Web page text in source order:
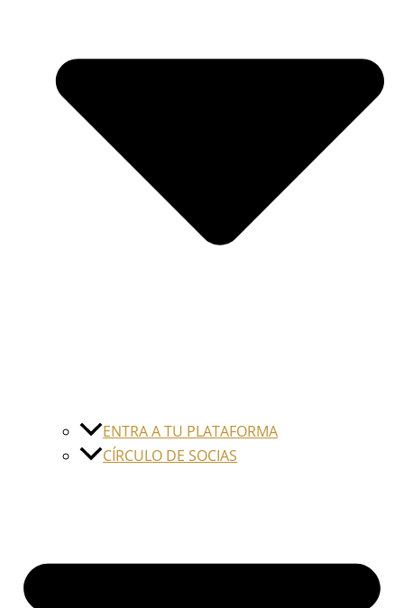
ENTRA A TU PLATAFORMA
CÍRCULO DE SOCIAS